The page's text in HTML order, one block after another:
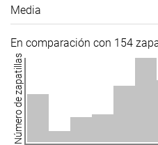
Media
En comparación con 154
Número de zapatillas